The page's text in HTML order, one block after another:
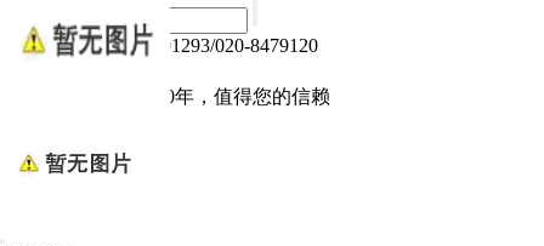
热线电话：020-84791293/020-8479120
电子产品我们做了10年，值得您的信赖